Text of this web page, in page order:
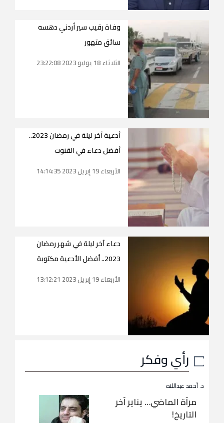
وفاة رقيب سير أردني دهسه
سائق متهور
الثلاثاء 18 يوليو 2023 23:22:08
أدعية آخر ليلة في رمضان 2023..
أفضل دعاء في القنوت
الأربعاء 19 إبريل 2023 14:14:35
دعاء آخر ليلة في شهر رمضان
2023.. أفضل الأدعية مكتوبة
الأربعاء 19 إبريل 2023 13:12:21
رأي وفكر
د. أحمد عبداللاه
مرآة الماضي… يناير آخر
التاريخ!